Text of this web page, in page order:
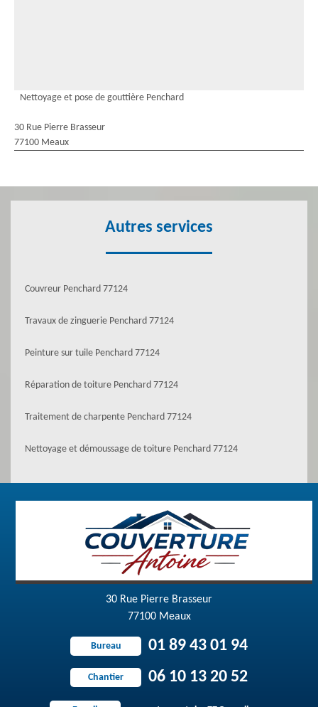
Nettoyage et pose de gouttière Penchard
30 Rue Pierre Brasseur
77100 Meaux
Autres services
Couvreur Penchard 77124
Travaux de zinguerie Penchard 77124
Peinture sur tuile Penchard 77124
Réparation de toiture Penchard 77124
Traitement de charpente Penchard 77124
Nettoyage et démoussage de toiture Penchard 77124
30 Rue Pierre Brasseur
77100 Meaux
Bureau 01 89 43 01 94
Chantier 06 10 13 20 52